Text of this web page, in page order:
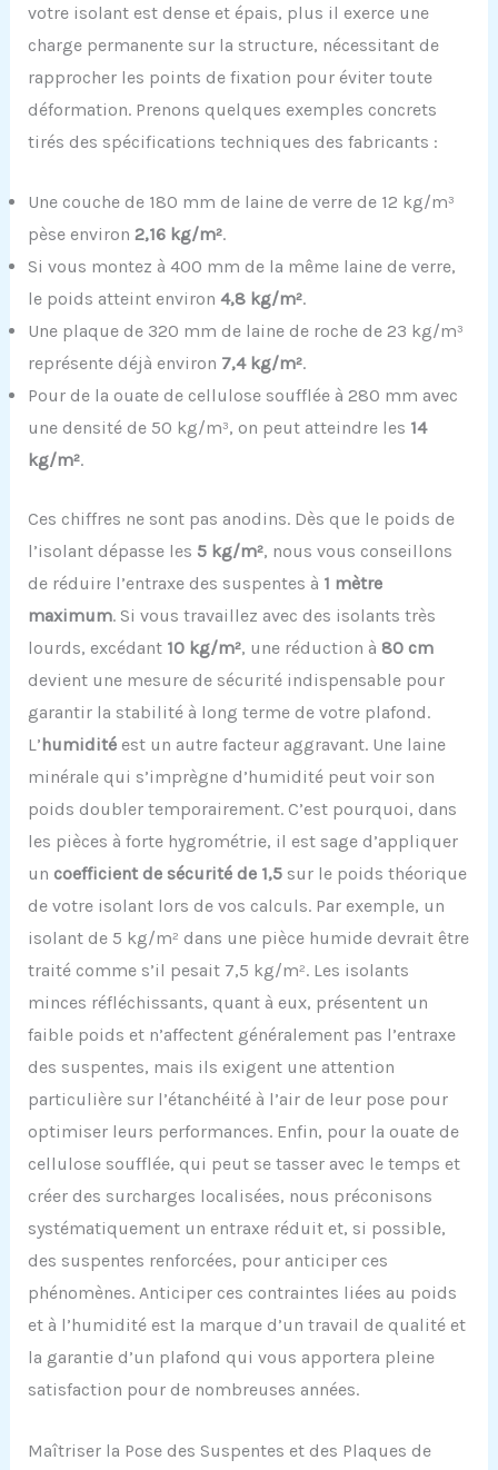
votre isolant est dense et épais, plus il exerce une
charge permanente sur la structure, nécessitant de
rapprocher les points de fixation pour éviter toute
déformation. Prenons quelques exemples concrets
tirés des spécifications techniques des fabricants :
Une couche de 180 mm de laine de verre de 12 kg/m³
pèse environ 2,16 kg/m².
Si vous montez à 400 mm de la même laine de verre,
le poids atteint environ 4,8 kg/m².
Une plaque de 320 mm de laine de roche de 23 kg/m³
représente déjà environ 7,4 kg/m².
Pour de la ouate de cellulose soufflée à 280 mm avec
une densité de 50 kg/m³, on peut atteindre les 14
kg/m².
Ces chiffres ne sont pas anodins. Dès que le poids de
l’isolant dépasse les 5 kg/m², nous vous conseillons
de réduire l’entraxe des suspentes à 1 mètre
maximum. Si vous travaillez avec des isolants très
lourds, excédant 10 kg/m², une réduction à 80 cm
devient une mesure de sécurité indispensable pour
garantir la stabilité à long terme de votre plafond.
L’humiditéest un autre facteur aggravant. Une laine
minérale qui s’imprègne d’humidité peut voir son
poids doubler temporairement. C’est pourquoi, dans
les pièces à forte hygrométrie, il est sage d’appliquer
un coefficient de sécurité de 1,5sur le poids théorique
de votre isolant lors de vos calculs. Par exemple, un
isolant de 5 kg/m² dans une pièce humide devrait être
traité comme s’il pesait 7,5 kg/m². Les isolants
minces réfléchissants, quant à eux, présentent un
faible poids et n’affectent généralement pas l’entraxe
des suspentes, mais ils exigent une attention
particulière sur l’étanchéité à l’air de leur pose pour
optimiser leurs performances. Enfin, pour la ouate de
cellulose soufflée, qui peut se tasser avec le temps et
créer des surcharges localisées, nous préconisons
systématiquement un entraxe réduit et, si possible,
des suspentes renforcées, pour anticiper ces
phénomènes. Anticiper ces contraintes liées au poids
et à l’humidité est la marque d’un travail de qualité et
la garantie d’un plafond qui vous apportera pleine
satisfaction pour de nombreuses années.
Maîtriser la Pose des Suspentes et des Plaques de